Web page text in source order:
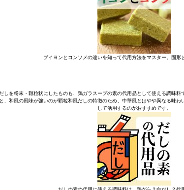
ブイヨンとコンソメの違いを知って代用方法をマスター。固形
しを粉末・顆粒状にしたものも、鶏ガラスープの素の代用品として使える調味料
、和風の風味が強いのが顆粒和風だしの特徴のため、中華風とはやや異なる味
して活用するのがおすすめです。